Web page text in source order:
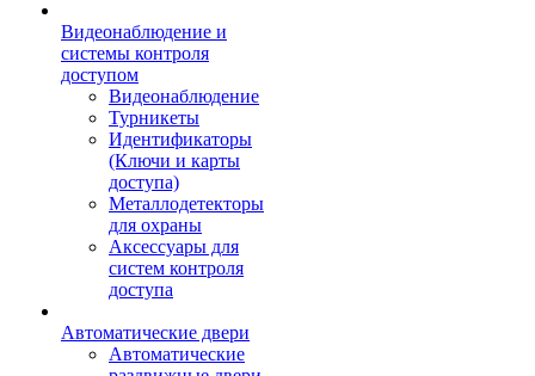
Видеонаблюдение и
системы контроля
доступом
Видеонаблюдение
Турникеты
Идентификаторы
(Ключи и карты
доступа)
Металлодетекторы
для охраны
Аксессуары для
систем контроля
доступа
Автоматические двери
Автоматические